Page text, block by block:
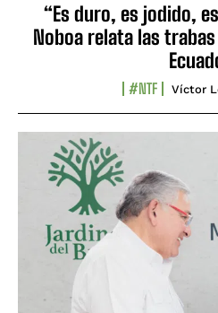
“Es duro, es jodido,
Noboa relata las
#NTF Víctor